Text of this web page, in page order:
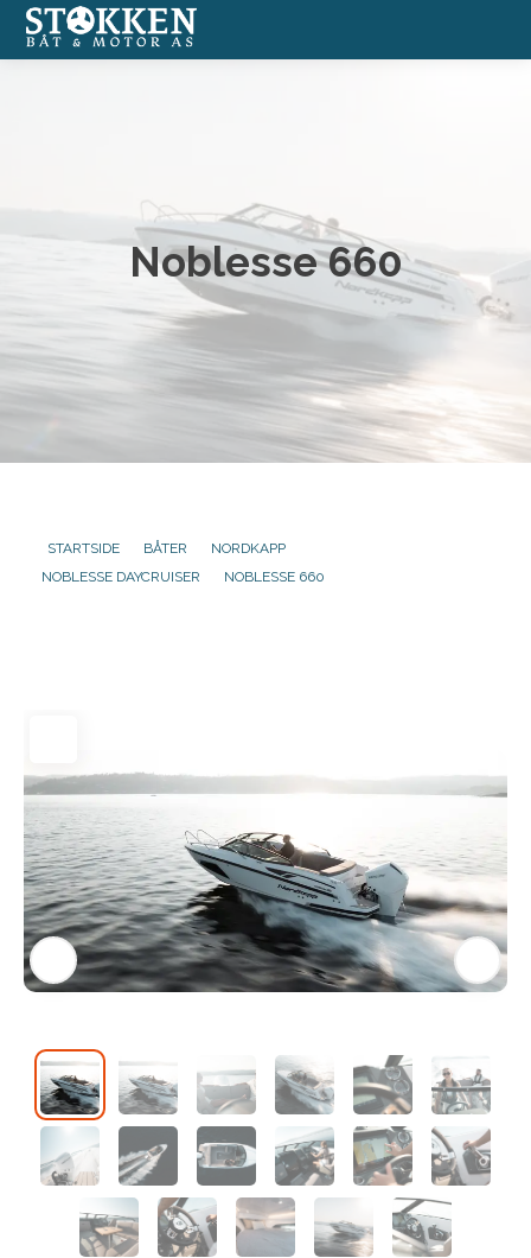
Båtverksted
Formidlingssalg
Noblesse 660
STARTSIDE BÅTER
NORDKAPP
NOBLESSE DAYCRUISER
NOBLESSE 660